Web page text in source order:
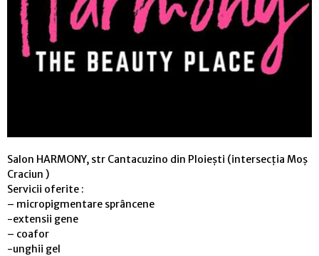
Salon HARMONY, str Cantacuzino din Ploiești (intersecția Moș
Craciun )
Servicii oferite :
– micropigmentare sprâncene
-extensii gene
– coafor
-unghii gel